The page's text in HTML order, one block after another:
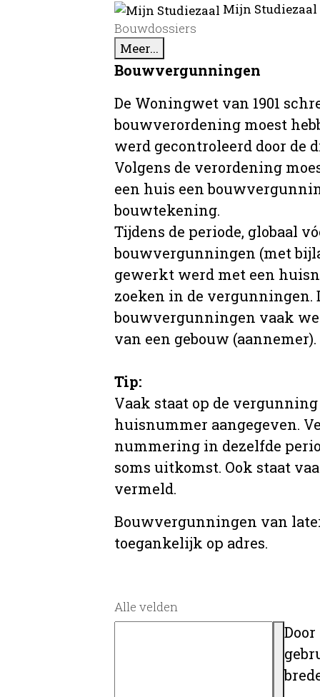
Mijn
Bouwdossiers
Meer...
Bouwvergunningen
De Woningwet van 1901
bouwverordening moest
werd gecontroleerd door de
Volgens de verordening
een huis een
bouwtekening.
Tijdens de periode, globaal
bouwvergunningen (met
gewerkt werd met een
zoeken in de vergunningen.
bouwvergunningen vaak
van een gebouw (aannemer).
Tip:
Vaak staat op de
huisnummer aangegeven.
nummering in dezelfde
soms uitkomst. Ook staat
vermeld.
Bouwvergunningen van
toegankelijk op adres.
Alle velden